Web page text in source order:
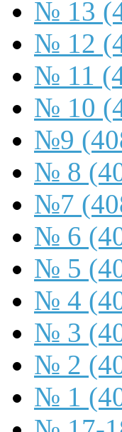
№ 13
№ 12
№ 11
№ 10
№9
№ 8
№7
№ 6
№ 5
№ 4
№ 3
№ 2
№ 1